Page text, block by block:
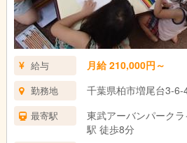
給与 月給 210,000円～
勤務地 千葉県柏市増尾台3-6-
最寄駅
東武アーバンパーク
駅 徒歩8分